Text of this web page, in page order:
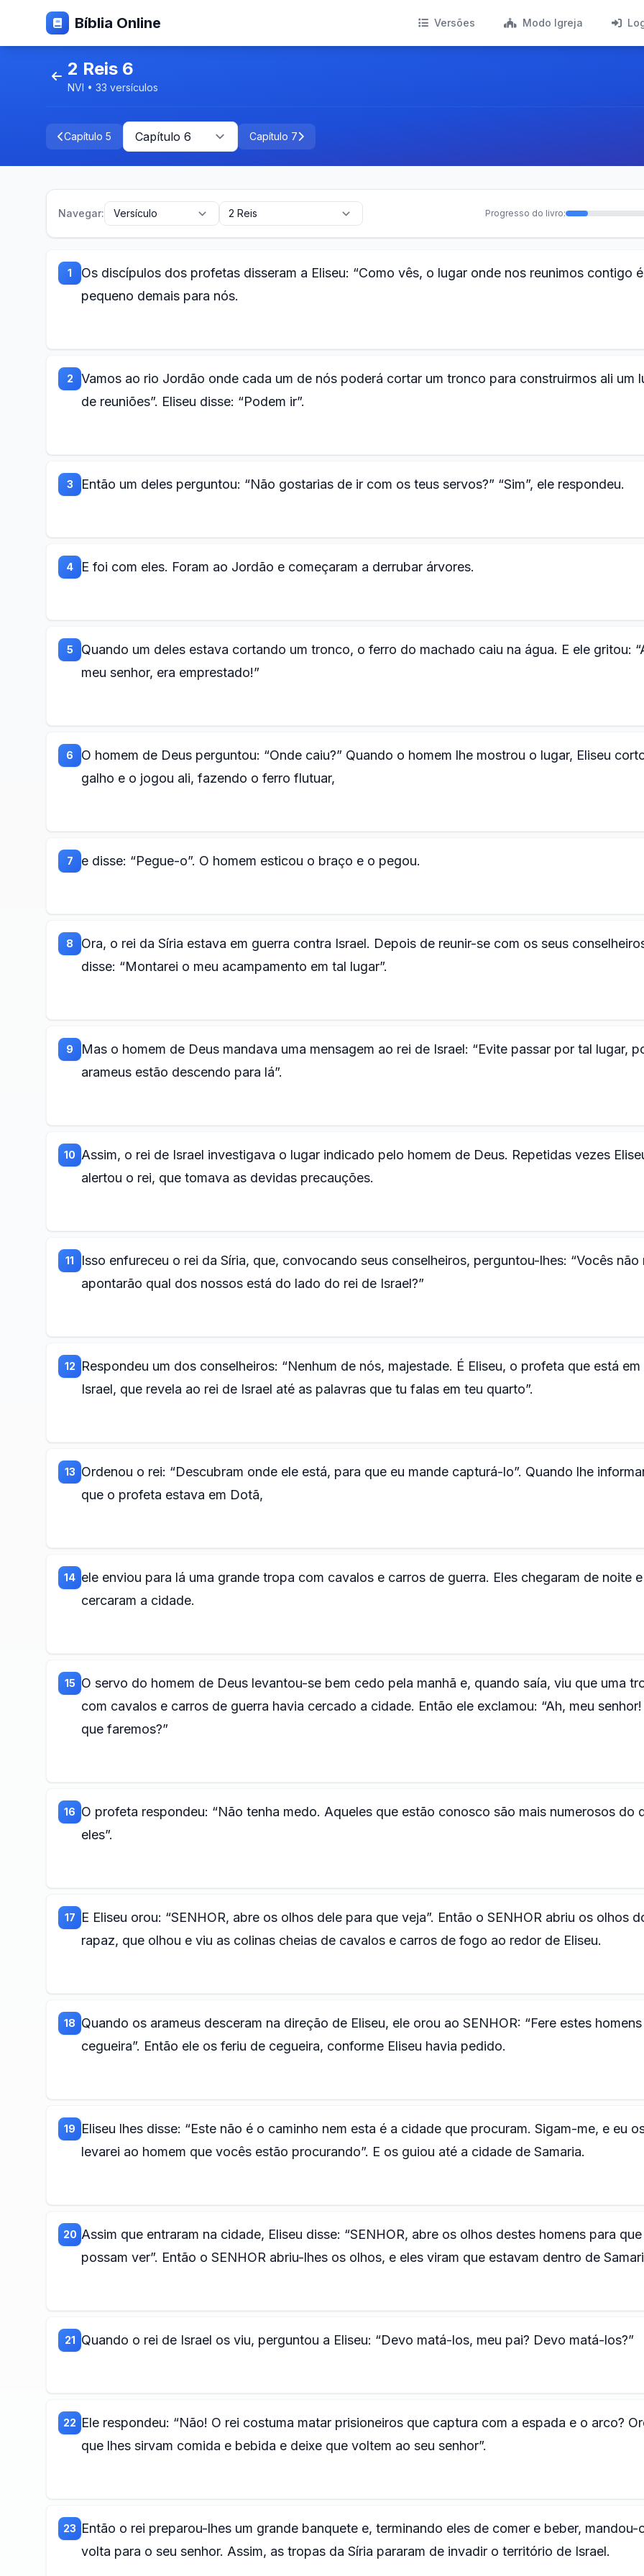
Bíblia Online Versões Modo Igreja
2 Reis 6
NVI • 33 versículos
Capítulo 5 Capítulo 7
Navegar: Progresso do livro:
1
Os discípulos dos profetas disseram a Eliseu: “Como vês, o lugar onde nos reunimos contigo é
pequeno demais para nós.
2
Vamos ao rio Jordão onde cada um de nós poderá cortar um tronco para construirmos ali um
de reuniões”. Eliseu disse: “Podem ir”.
3 Então um deles perguntou: “Não gostarias de ir com os teus servos?” “Sim”, ele respondeu.
4 E foi com eles. Foram ao Jordão e começaram a derrubar árvores.
5
Quando um deles estava cortando um tronco, o ferro do machado caiu na água. E ele gritou:
meu senhor, era emprestado!”
6
O homem de Deus perguntou: “Onde caiu?” Quando o homem lhe mostrou o lugar, Eliseu
galho e o jogou ali, fazendo o ferro flutuar,
7 e disse: “Pegue-o”. O homem esticou o braço e o pegou.
8
Ora, o rei da Síria estava em guerra contra Israel. Depois de reunir-se com os seus
disse: “Montarei o meu acampamento em tal lugar”.
9
Mas o homem de Deus mandava uma mensagem ao rei de Israel: “Evite passar por tal lugar,
arameus estão descendo para lá”.
10 Assim, o rei de Israel investigava o lugar indicado pelo homem de Deus. Repetidas vezes
alertou o rei, que tomava as devidas precauções.
11
Isso enfureceu o rei da Síria, que, convocando seus conselheiros, perguntou-lhes: “Vocês não
apontarão qual dos nossos está do lado do rei de Israel?”
12
Respondeu um dos conselheiros: “Nenhum de nós, majestade. É Eliseu, o profeta que está em
Israel, que revela ao rei de Israel até as palavras que tu falas em teu quarto”.
13 Ordenou o rei: “Descubram onde ele está, para que eu mande capturá-lo”. Quando lhe
que o profeta estava em Dotã,
14 ele enviou para lá uma grande tropa com cavalos e carros de guerra. Eles chegaram de noite e
cercaram a cidade.
15 O servo do homem de Deus levantou-se bem cedo pela manhã e, quando saía, viu que uma
com cavalos e carros de guerra havia cercado a cidade. Então ele exclamou: “Ah, meu
que faremos?”
16 O profeta respondeu: “Não tenha medo. Aqueles que estão conosco são mais numerosos do
eles”.
17
E Eliseu orou: “SENHOR, abre os olhos dele para que veja”. Então o SENHOR abriu os olhos
rapaz, que olhou e viu as colinas cheias de cavalos e carros de fogo ao redor de Eliseu.
18 Quando os arameus desceram na direção de Eliseu, ele orou ao SENHOR: “Fere estes
cegueira”. Então ele os feriu de cegueira, conforme Eliseu havia pedido.
19
Eliseu lhes disse: “Este não é o caminho nem esta é a cidade que procuram. Sigam-me, e eu
levarei ao homem que vocês estão procurando”. E os guiou até a cidade de Samaria.
20 Assim que entraram na cidade, Eliseu disse: “SENHOR, abre os olhos destes homens para que
possam ver”. Então o SENHOR abriu-lhes os olhos, e eles viram que estavam dentro de
21 Quando o rei de Israel os viu, perguntou a Eliseu: “Devo matá-los, meu pai? Devo matá-los?”
22 Ele respondeu: “Não! O rei costuma matar prisioneiros que captura com a espada e o arco?
que lhes sirvam comida e bebida e deixe que voltem ao seu senhor”.
23 Então o rei preparou-lhes um grande banquete e, terminando eles de comer e beber, mandou-
volta para o seu senhor. Assim, as tropas da Síria pararam de invadir o território de Israel.